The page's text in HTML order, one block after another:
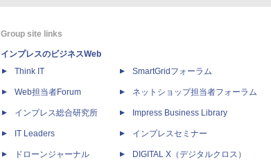
Group site links
インプレスのビジネスWeb
Think IT
Web担当者Forum
インプレス総合研究所
IT Leaders
ドローンジャーナル
SmartGridフォーラム
ネットショップ担当者フォーラム
Impress Business Library
インプレスセミナー
DIGITAL X（デジタルクロス）